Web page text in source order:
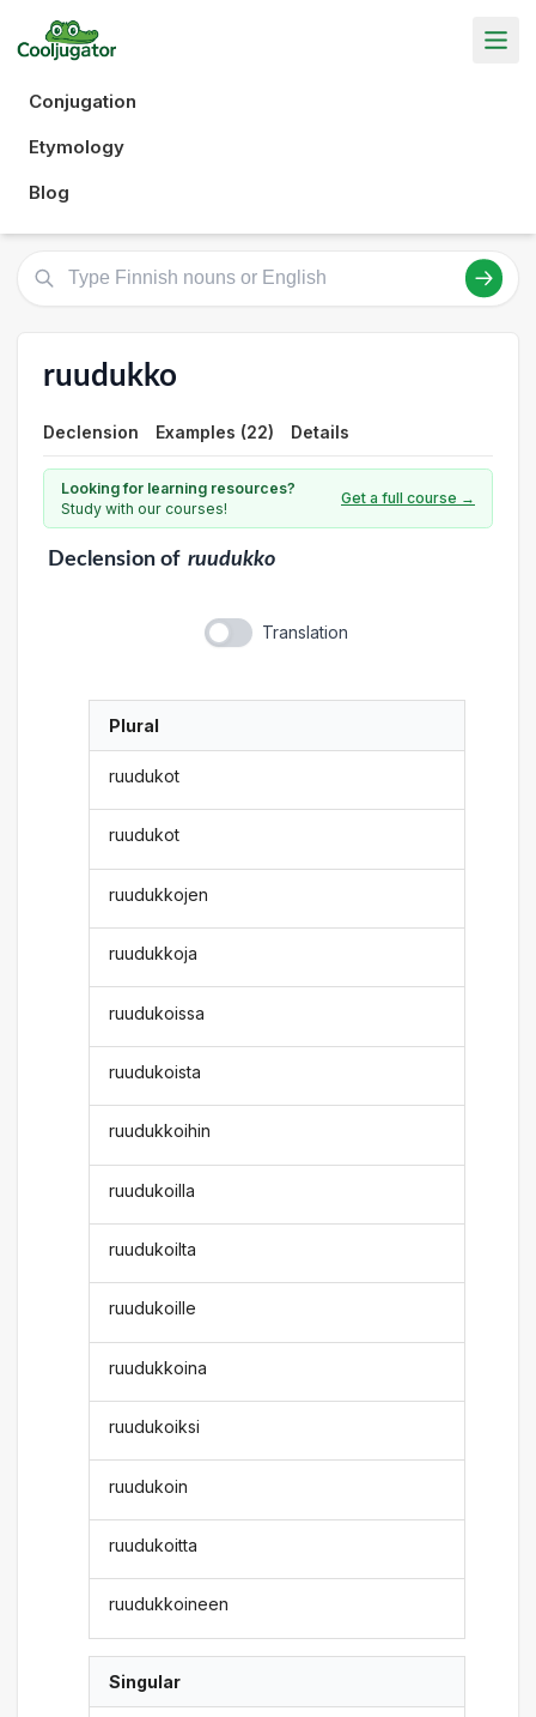
Conjugation
Etymology
Blog
ruudukko
Declension Examples (22) Details
Looking for learning resources?
Study with our courses!
Get a full course →
Declensionof ruudukko
Translation
Plural
ruudukot
ruudukot
ruudukkojen
ruudukkoja
ruudukoissa
ruudukoista
ruudukkoihin
ruudukoilla
ruudukoilta
ruudukoille
ruudukkoina
ruudukoiksi
ruudukoin
ruudukoitta
ruudukkoineen
Singular